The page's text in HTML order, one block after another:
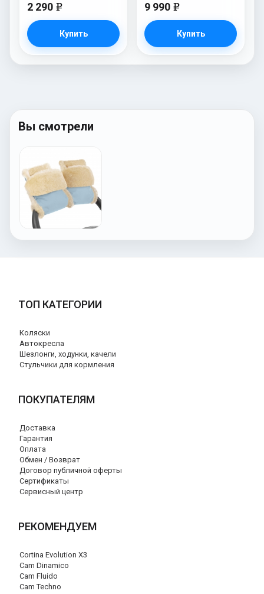
2 290 e
Купить
9 990 e
Купить
Вы смотрели
ТОП КАТЕГОРИИ
Коляски
Автокресла
Шезлонги, ходунки, качели
Стульчики для кормления
ПОКУПАТЕЛЯМ
Доставка
Гарантия
Оплата
Обмен / Возврат
Договор публичной оферты
Сертификаты
Сервисный центр
РЕКОМЕНДУЕМ
Cortina Evolution X3
Cam Dinamico
Cam Fluido
Cam Techno